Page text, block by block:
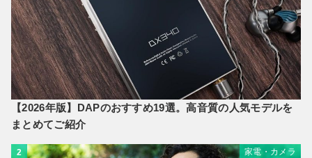
【2026年版】DAPのおすすめ19選。高音質の人気モデルを
まとめてご紹介
2 家電・カメラ